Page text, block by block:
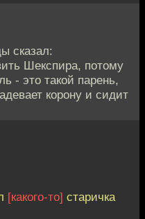
сказал:
Шекспира, потому
- это такой парень,
корону и сидит
[какого-то] старичка